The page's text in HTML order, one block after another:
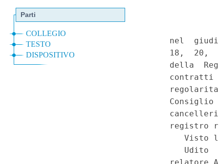
davanti alla Corte
1 Serie Speciale - Corte
2008)